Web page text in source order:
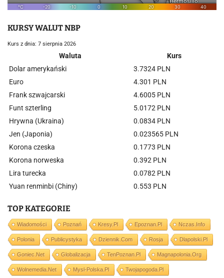
KURSY WALUT NBP
Kurs z dnia: 7 sierpnia 2026
Waluta
Kurs
Dolar amerykański
3.7324 PLN
Euro
4.301 PLN
Frank szwajcarski
4.6005 PLN
Funt szterling
5.0172 PLN
Hrywna (Ukraina)
0.0834 PLN
Jen (Japonia)
0.023565 PLN
Korona czeska
0.1773 PLN
Korona norweska
0.392 PLN
Lira turecka
0.0782 PLN
Yuan renminbi (Chiny)
0.553 PLN
TOP KATEGORIE
Wiadomości Poznań Kresy.pl Epoznan.pl Nczas.info
Polonia Publicystyka Dziennik.com Rosja Dlapolski.pl
Goniec.net Globalizacja TenPoznan.pl Magnapolonia.org
Wolnemedia.net Mysl-Polska.pl Twojapogoda.pl